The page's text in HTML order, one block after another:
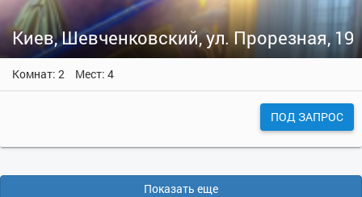
Киев, Шевченковский, ул. Прорезная, 19
Комнат: 2 Мест: 4
ПОД ЗАПРОС
Показать еще